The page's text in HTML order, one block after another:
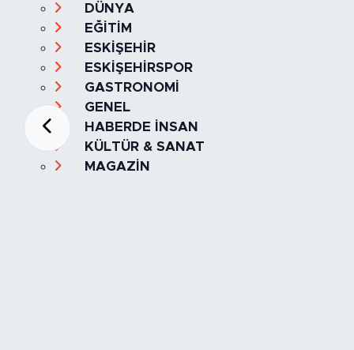
DÜNYA
EĞİTİM
ESKİŞEHİR
ESKİŞEHİRSPOR
GASTRONOMİ
GENEL
HABERDE İNSAN
KÜLTÜR & SANAT
MAGAZİN